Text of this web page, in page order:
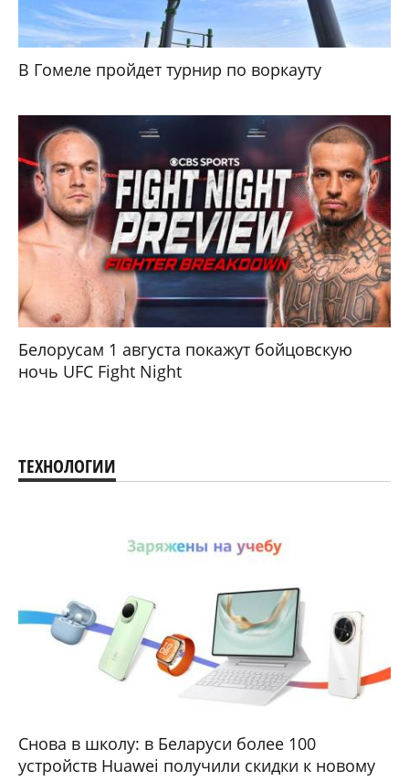
В Гомеле пройдет турнир по воркауту
Белорусам 1 августа покажут бойцовскую
ночь UFC Fight Night
ТЕХНОЛОГИИ
Снова в школу: в Беларуси более 100
устройств Huawei получили скидки к новому